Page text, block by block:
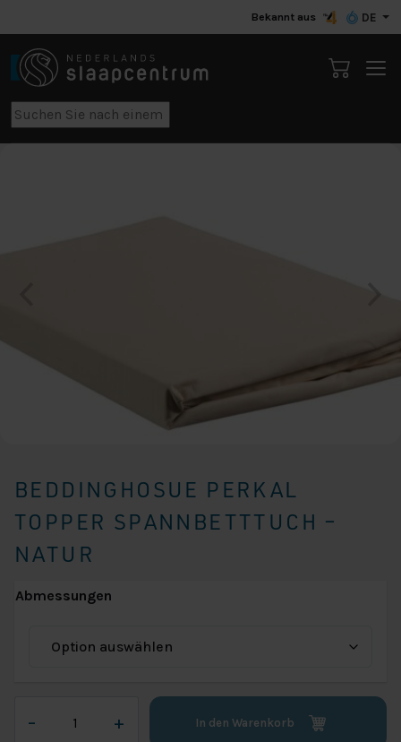
Bekannt aus DE
BEDDINGHOSUE PERKAL
TOPPER SPANNBETTTUCH –
NATUR
Abmessungen
–
Perkal
+ In den Warenkorb